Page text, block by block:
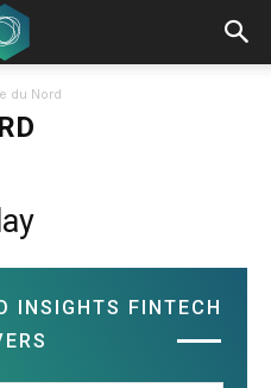
du Nord
INSIGHTS FINTECH